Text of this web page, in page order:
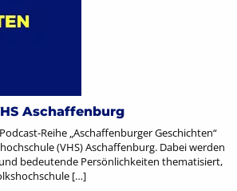
Aschaffenburg
Reihe „Aschaffenburger Geschichten“
(VHS) Aschaffenburg. Dabei werden
bedeutende Persönlichkeiten thematisiert,
[…]